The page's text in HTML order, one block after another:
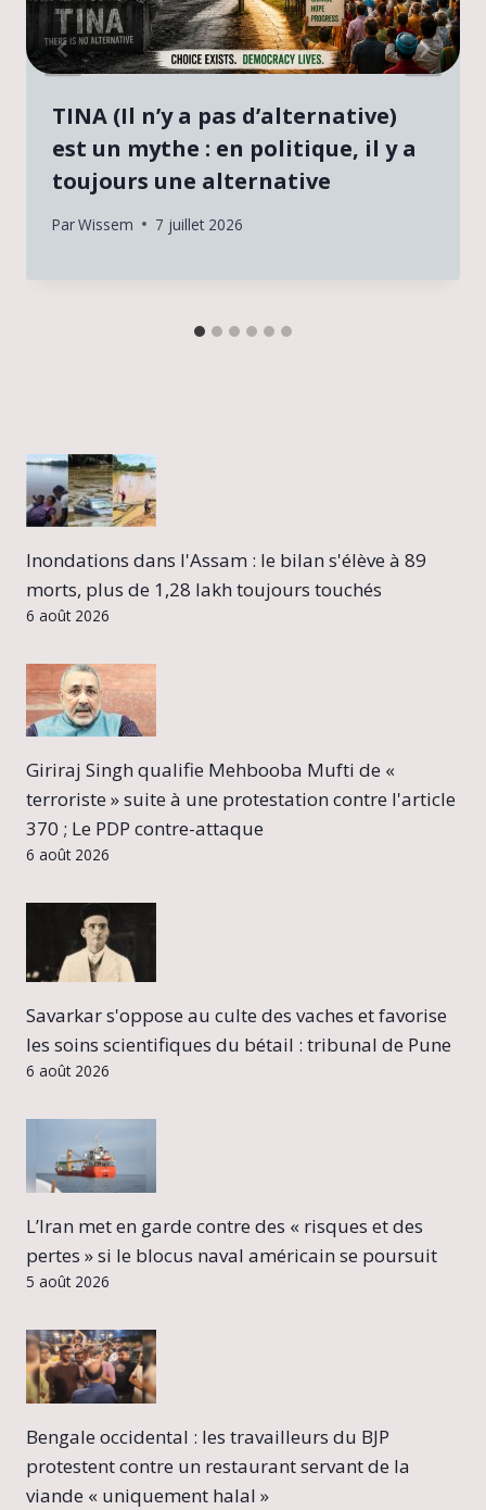
TINA (Il n’y a pas d’alternative)
est un mythe : en politique, il y a
toujours une alternative
ParWissem 7 juillet 2026
Inondations dans l'Assam : le bilan s'élève à 89
morts, plus de 1,28 lakh toujours touchés
6 août 2026
Giriraj Singh qualifie Mehbooba Mufti de «
terroriste » suite à une protestation contre l'article
370 ; Le PDP contre-attaque
6 août 2026
Savarkar s'oppose au culte des vaches et favorise
les soins scientifiques du bétail : tribunal de Pune
6 août 2026
L’Iran met en garde contre des « risques et des
pertes » si le blocus naval américain se poursuit
5 août 2026
Bengale occidental : les travailleurs du BJP
protestent contre un restaurant servant de la
viande « uniquement halal »